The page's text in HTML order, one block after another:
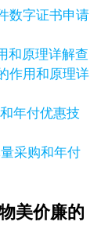
数字证书申请
查
作用和原理详
采购和年付
美价廉的